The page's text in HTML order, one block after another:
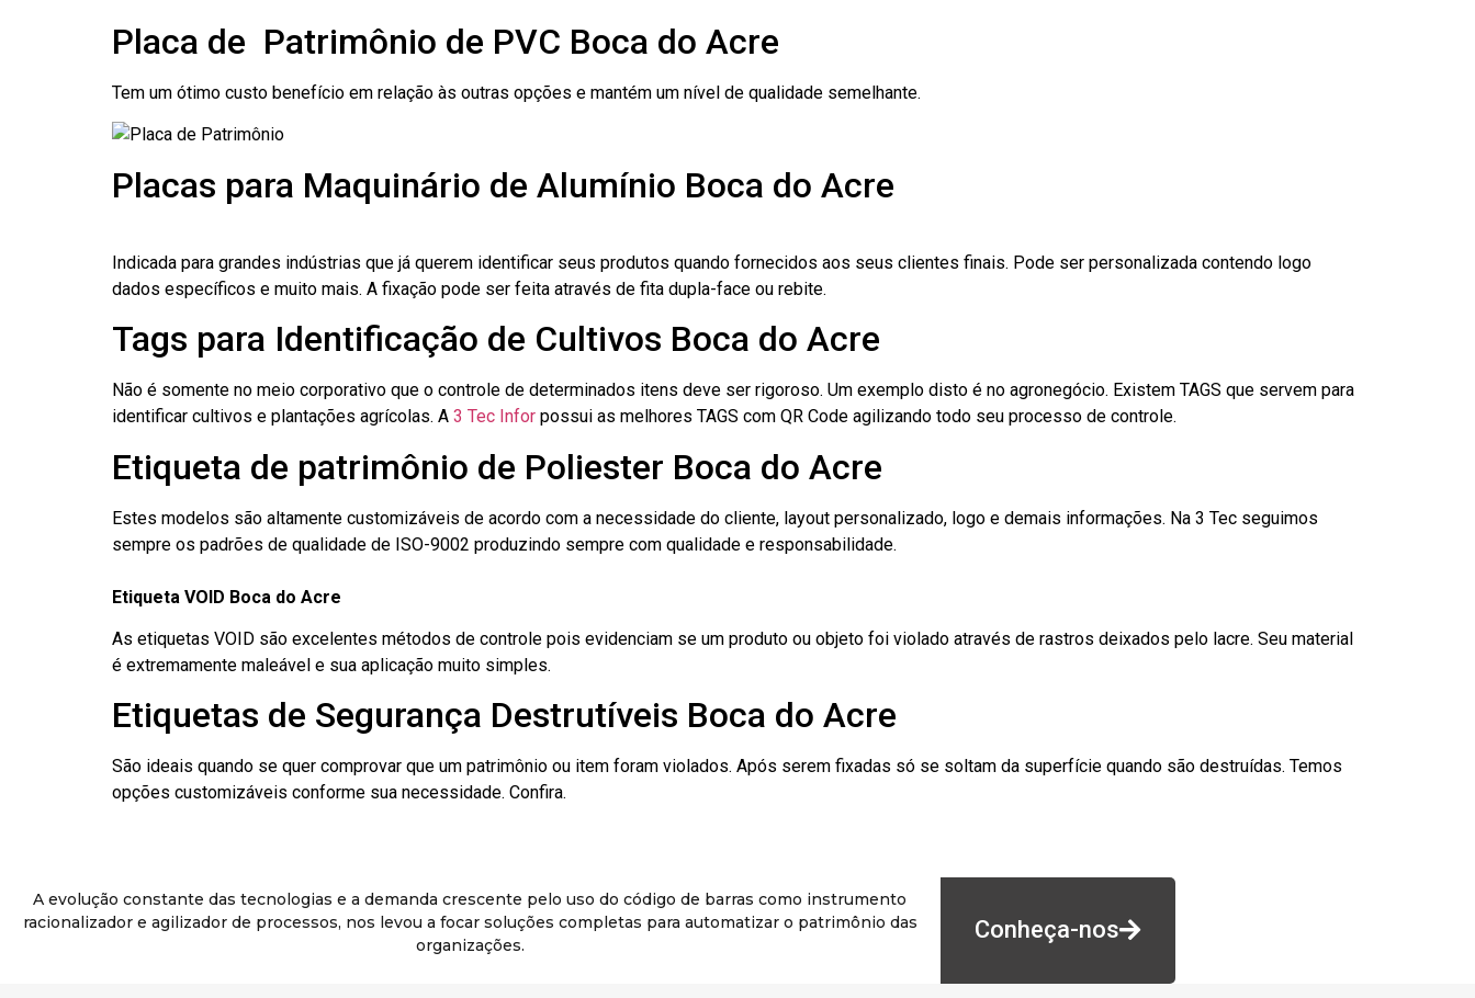
Placa de Patrimônio de PVC Boca do Acre
Tem um ótimo custo benefício em relação às outras opções e mantém um nível de qualidade semelhante.
Placas para Maquinário de Alumínio Boca do Acre
Indicada para grandes indústrias que já querem identificar seus produtos quando fornecidos aos seus clientes finais. Pode ser personalizada contendo logo
dados específicos e muito mais. A fixação pode ser feita através de fita dupla-face ou rebite.
Tags para Identificação de Cultivos Boca do Acre
Não é somente no meio corporativo que o controle de determinados itens deve ser rigoroso. Um exemplo disto é no agronegócio. Existem TAGS que servem para
identificar cultivos e plantações agrícolas. A 3 Tec Infor possui as melhores TAGS com QR Code agilizando todo seu processo de controle.
Etiqueta de patrimônio de Poliester Boca do Acre
Estes modelos são altamente customizáveis de acordo com a necessidade do cliente, layout personalizado, logo e demais informações. Na 3 Tec seguimos
sempre os padrões de qualidade de ISO-9002 produzindo sempre com qualidade e responsabilidade.
Etiqueta VOID Boca do Acre
As etiquetas VOID são excelentes métodos de controle pois evidenciam se um produto ou objeto foi violado através de rastros deixados pelo lacre. Seu material
é extremamente maleável e sua aplicação muito simples.
Etiquetas de Segurança Destrutíveis Boca do Acre
São ideais quando se quer comprovar que um patrimônio ou item foram violados. Após serem fixadas só se soltam da superfície quando são destruídas. Temos
opções customizáveis conforme sua necessidade. Confira.
A evolução constante das tecnologias e a demanda crescente pelo uso do código de barras como instrumento
racionalizador e agilizador de processos, nos levou a focar soluções completas para automatizar o patrimônio das
organizações.
Conheça-nos